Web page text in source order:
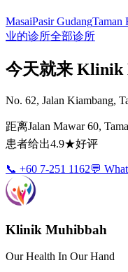
MasaiPasir GudangTaman
业的诊所全部诊所
今天就来 Klinik
No. 62, Jalan Kiambang,
距离Jalan Mawar 60,
患者给出4.9★好评
📞 +60 7-251 1162💬
Klinik Muhibbah
Our Health In Our Hand